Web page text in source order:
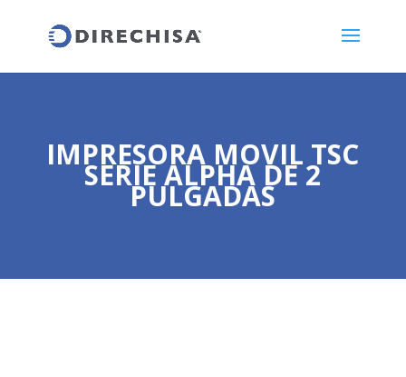
IMPRESORA MOVIL TSC
SERIE ALPHA DE 2
PULGADAS